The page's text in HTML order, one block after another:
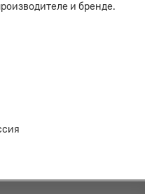
и бренде.